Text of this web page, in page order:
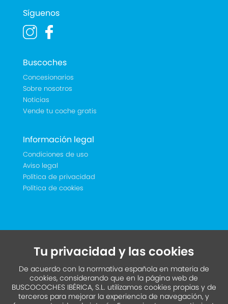
Síguenos
Buscoches
Concesionarios
Sobre nosotros
Noticias
Vende tu coche gratis
Información legal
Condiciones de uso
Aviso legal
Política de privacidad
Política de cookies
Tu privacidad y las cookies
De acuerdo con la normativa española en materia de
cookies, considerando que en la página web de
BUSCOCOCHES IBÉRICA, S.L. utilizamos cookies propias y de
terceros para mejorar la experiencia de navegación, y